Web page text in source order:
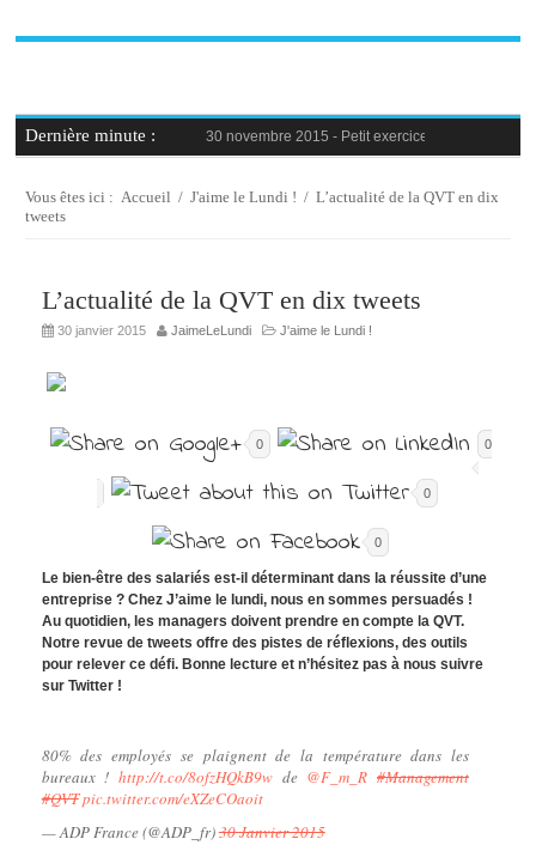
Dernière minute : 30 novembre 2015 - Petit exercice de la semaine
30 novembre 2015 -Blague au bureau #9
23 novembre 2015 -Le syndrome de l’imposteur,
Vous êtes ici :Accueil /J'aime le Lundi ! /L’actualité de la QVT en dix
tweets
L’actualité de la QVT en dix tweets
30 janvier 2015 JaimeLeLundi J'aime le Lundi !
0 0
0
0
Le bien-être des salariés est-il déterminant dans la réussite d’une
entreprise ? Chez J’aime le lundi, nous en sommes persuadés !
Au quotidien, les managers doivent prendre en compte la QVT.
Notre revue de tweets offre des pistes de réflexions, des outils
pour relever ce défi. Bonne lecture et n’hésitez pas à nous suivre
sur Twitter !
80% des employés se plaignent de la température dans les
bureaux !http://t.co/8ofzHQkB9w de @F_m_R #Management
#QVTpic.twitter.com/eXZeCOaoit
— ADP France (@ADP_fr)30 Janvier 2015